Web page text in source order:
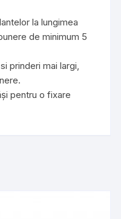
la lungimea
de minimum 5
prinderi mai largi,
pentru o fixare